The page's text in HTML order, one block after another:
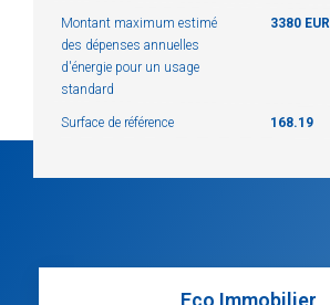
Montant maximum estimé
des dépenses annuelles
d'énergie pour un usage
standard
3380 EUR
Surface de référence 168.19
Eco Immobilier